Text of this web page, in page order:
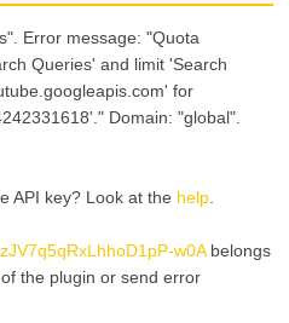
Error message: "Quota
Queries' and limit 'Search
for
Domain: "global".
API key? Look at the help
w0Abelongs
of the plugin or send error